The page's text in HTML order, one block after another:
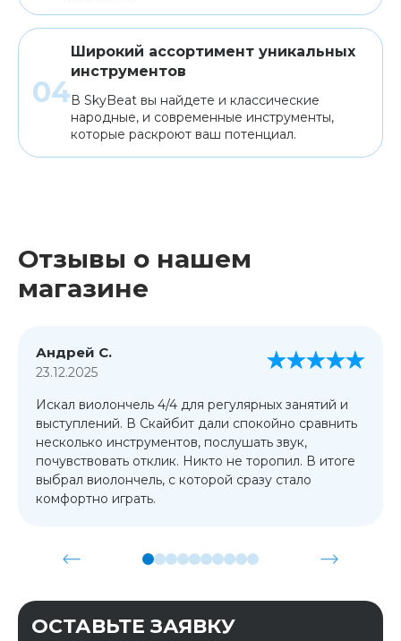
Широкий ассортимент уникальных
инструментов
В SkyBeat вы найдете и классические
народные, и современные инструменты,
которые раскроют ваш потенциал.
Отзывы о нашем
магазине
Андрей С.
23.12.2025
Искал виолончель 4/4 для регулярных занятий и
выступлений. В Скайбит дали спокойно сравнить
несколько инструментов, послушать звук,
почувствовать отклик. Никто не торопил. В итоге
выбрал виолончель, с которой сразу стало
комфортно играть.
ОСТАВЬТЕ ЗАЯВКУ